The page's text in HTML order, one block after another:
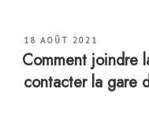
PUBLIÉ
LE
18 AOÛT 2021
Comment joindre
contacter la gare